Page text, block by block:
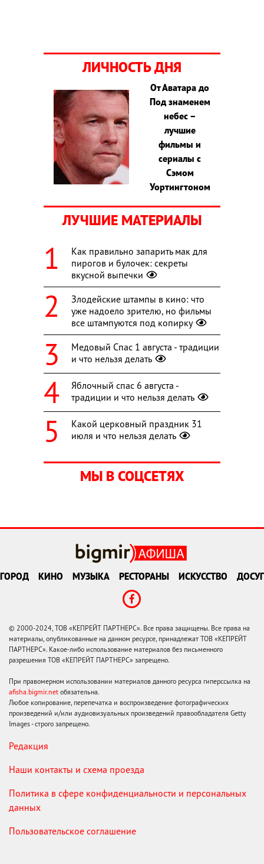
ЛИЧНОСТЬ ДНЯ
От Аватара до
Под знаменем
небес –
лучшие
фильмы и
сериалы с
Сэмом
Уортингтоном
ЛУЧШИЕ МАТЕРИАЛЫ
Как правильно запарить мак для
пирогов и булочек: секреты
вкусной выпечки
Злодейские штампы в кино: что
уже надоело зрителю, но фильмы
все штампуются под копирку
Медовый Спас 1 августа - традиции
и что нельзя делать
Яблочный спас 6 августа -
традиции и что нельзя делать
Какой церковный праздник 31
июля и что нельзя делать
МЫ В СОЦСЕТЯХ
ГОРОД КИНО МУЗЫКА РЕСТОРАНЫ ИСКУССТВО ДОСУГ
© 2000-2024, ТОВ «КЕПРЕЙТ ПАРТНЕРС». Все права защищены. Все права на
материалы, опубликованные на данном ресурсе, принадлежат ТОВ «КЕПРЕЙТ
ПАРТНЕРС». Какое-либо использование материалов без письменного
разрешения ТОВ «КЕПРЕЙТ ПАРТНЕРС» запрещено.
При правомерном использовании материалов данного ресурса гиперссылка на
afisha.bigmir.net обязательна.
Любое копирование, перепечатка и воспроизведение фотографических
произведений и/или аудиовизуальных произведений правообладателя Getty
Images - строго запрещено.
Редакция
Наши контакты и схема проезда
Политика в сфере конфиденциальности и персональных
данных
Пользовательское соглашение